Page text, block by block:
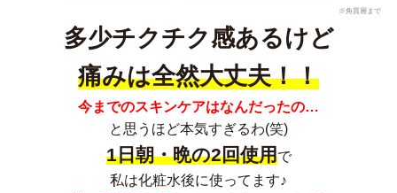
※角質層まで
多少チクチク感あるけど
痛みは全然大丈夫！！
今までのスキンケアはなんだったの…
と思うほど本気すぎるわ(笑)
1日朝・晩の2回使用で
私は化粧水後に使ってます♪